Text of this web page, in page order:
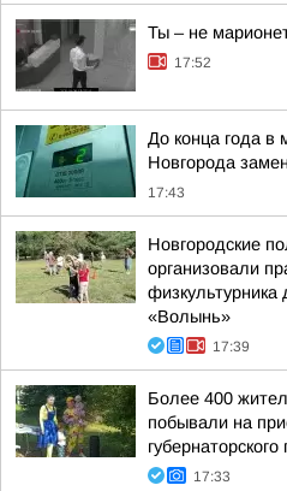
Ты – не
17:52
До конца года в
Новгорода
17:43
Новгородские
организовали
физкультурника
«Волынь»
17:39
Более 400
побывали на
17:33